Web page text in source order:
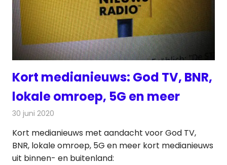
Kort medianieuws: God TV, BNR,
lokale omroep, 5G en meer
30 juni 2020
Kort medianieuws met aandacht voor God TV,
BNR, lokale omroep, 5G en meer kort medianieuws
uit binnen- en buitenland: